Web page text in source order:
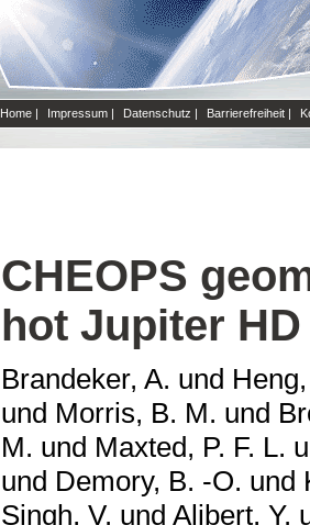
Home | Impressum | Datenschutz | Barrierefreiheit |
CHEOPS
hot Jupiter HD
Brandeker, A. und
und Morris, B. M. und
M. und Maxted, P. F. L.
und Demory, B. -O. und
Singh, V. und Alibert, Y.